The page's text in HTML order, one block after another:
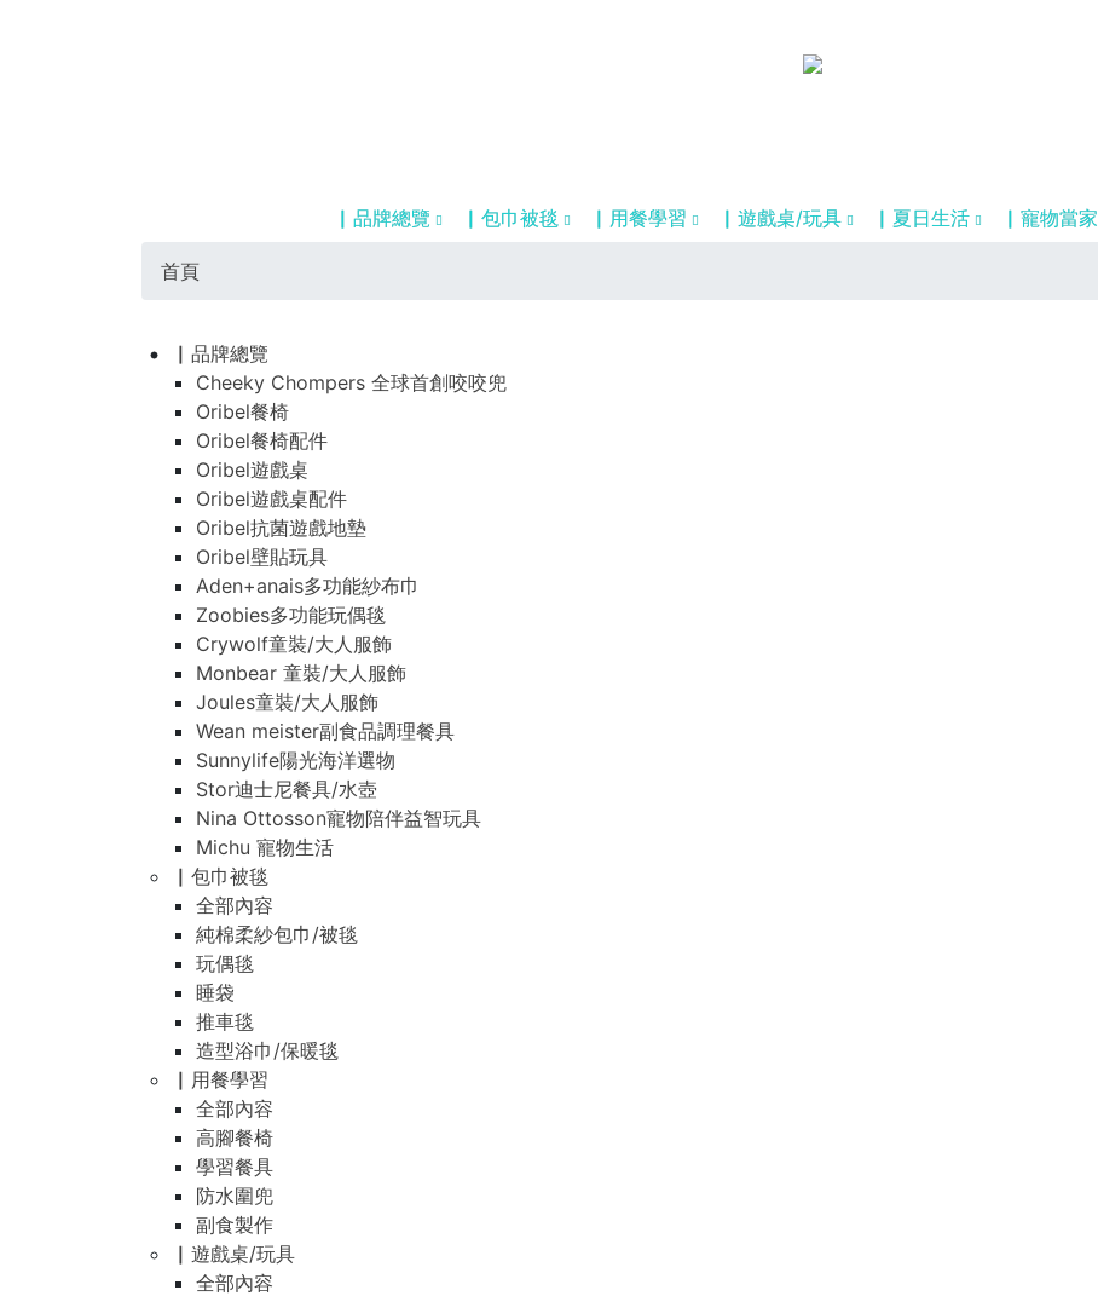
▏品牌總覽 ▏包巾被毯 ▏用餐學習 ▏遊戲桌/玩具 ▏夏日生活 ▏寵物當家
首頁
▏品牌總覽
Cheeky Chompers 全球首創咬咬兜
Oribel餐椅
Oribel餐椅配件
Oribel遊戲桌
Oribel遊戲桌配件
Oribel抗菌遊戲地墊
Oribel壁貼玩具
Aden+anais多功能紗布巾
Zoobies多功能玩偶毯
Crywolf童裝/大人服飾
Monbear 童裝/大人服飾
Joules童裝/大人服飾
Wean meister副食品調理餐具
Sunnylife陽光海洋選物
Stor迪士尼餐具/水壺
Nina Ottosson寵物陪伴益智玩具
Michu 寵物生活
▏包巾被毯
全部內容
純棉柔紗包巾/被毯
玩偶毯
睡袋
推車毯
造型浴巾/保暖毯
▏用餐學習
全部內容
高腳餐椅
學習餐具
防水圍兜
副食製作
▏遊戲桌/玩具
全部內容